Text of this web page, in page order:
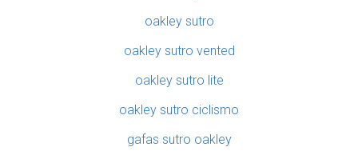
oakley sutro
oakley sutro vented
oakley sutro lite
oakley sutro ciclismo
gafas sutro oakley